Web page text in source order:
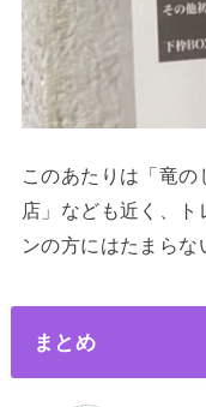
このあたりは「竜
店」なども近く、
ンの方にはたまらな
まとめ